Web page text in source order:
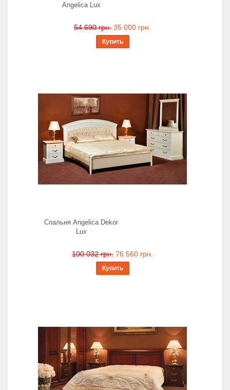
Angelica Lux
54 690 грн. 35 000 грн.
Купить
Спальня Angelica Dekor
Lux
100 032 грн. 76 560 грн.
Купить